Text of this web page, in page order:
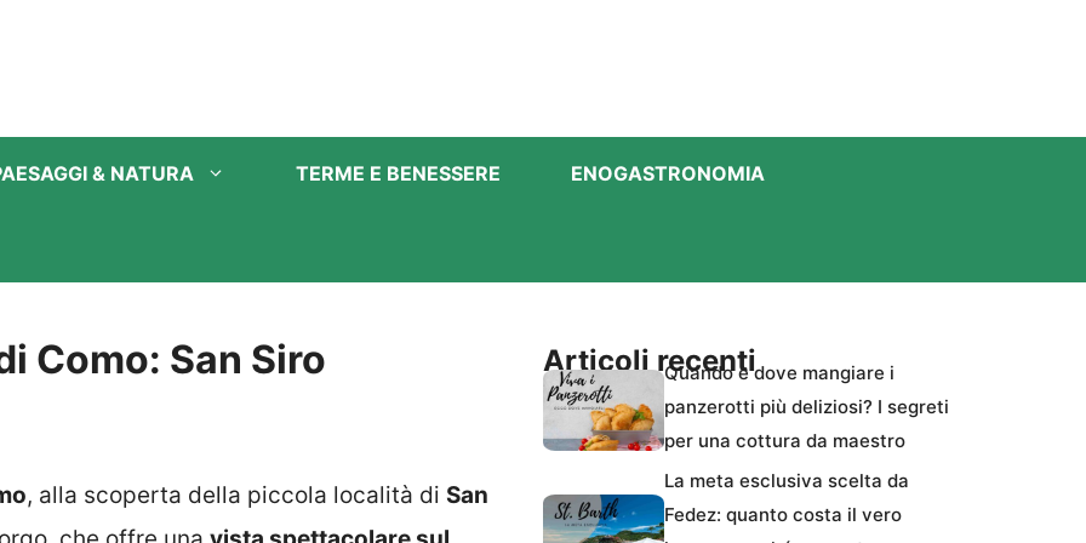
& NATURA TERME E BENESSERE ENOGASTRONOMIA
Como: San Siro
, alla scoperta della piccola località di San
Articoli recentiQuando e dove mangiare i
panzerotti più deliziosi? I segreti
per una cottura da maestro
La meta esclusiva scelta da
Fedez: quanto costa il vero